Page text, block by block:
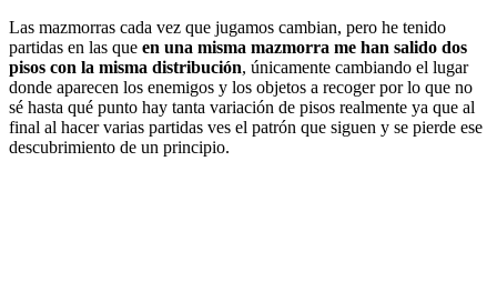
Las mazmorras cada vez que jugamos cambian, pero he tenido
partidas en las que en una misma mazmorra me han salido dos
pisos con la misma distribución, únicamente cambiando el lugar
donde aparecen los enemigos y los objetos a recoger por lo que no
sé hasta qué punto hay tanta variación de pisos realmente ya que al
final al hacer varias partidas ves el patrón que siguen y se pierde ese
descubrimiento de un principio.